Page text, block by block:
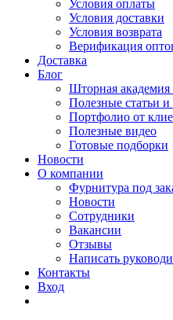
Условия оплаты
Условия доставки
Условия возврата
Верификация
Доставка
Блог
Шторная академия
Полезные статьи и
Портфолио от
Полезные видео
Готовые подборки
Новости
О компании
Фурнитура под
Новости
Сотрудники
Вакансии
Отзывы
Написать
Контакты
Вход